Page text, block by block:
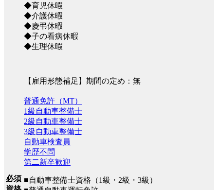
◆育児休暇
◆介護休暇
◆慶弔休暇
◆子の看病休暇
◆生理休暇
【雇用形態補足】期間の定め：無
必須
普通免許（MT）
1級自動車整備士
2級自動車整備士
3級自動車整備士
自動車検査員
学歴不問
第二新卒歓迎
■自動車整備士資格（1級・2級・3級）